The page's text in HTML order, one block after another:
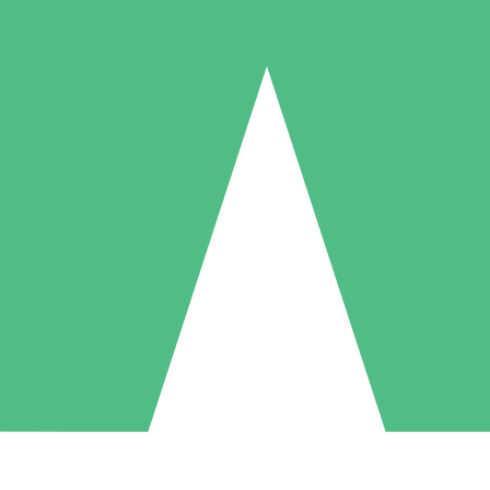
Packs de Crédits Individuels
à l'utilisation avec des crédits de téléchargement. Sans engagement
5 Téléchargements
US$